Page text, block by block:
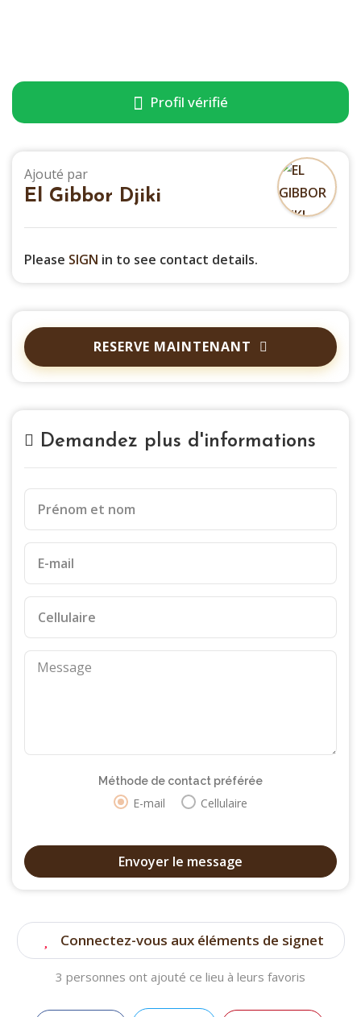
Profil vérifié
Ajouté par
El Gibbor Djiki
Please SIGN in to see contact details.
RESERVE MAINTENANT
Demandez plus d'informations
Méthode de contact préférée
E-mail Cellulaire
Connectez-vous aux éléments de signet
3 personnes ont ajouté ce lieu à leurs favoris